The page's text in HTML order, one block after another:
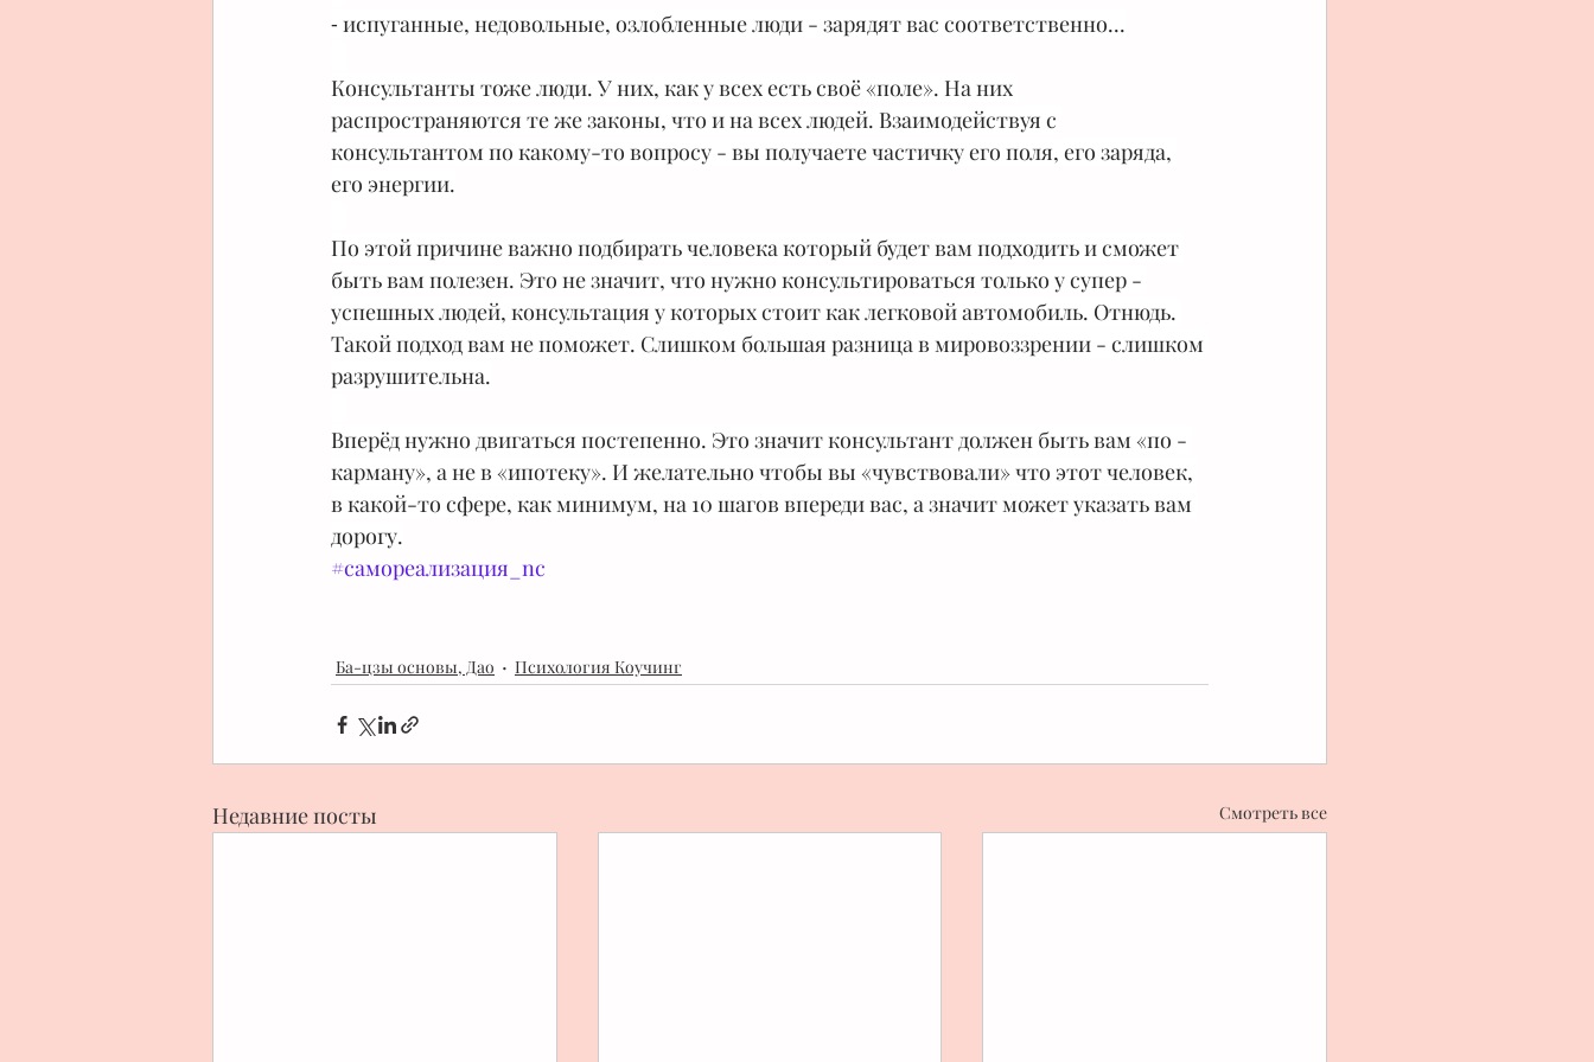
⁃ испуганные, недовольные, озлобленные люди - зарядят вас соответственно...
Консультанты тоже люди. У них, как у всех есть своё «поле». На них
распространяются те же законы, что и на всех людей. Взаимодействуя с
консультантом по какому-то вопросу - вы получаете частичку его поля, его заряда,
его энергии.
По этой причине важно подбирать человека который будет вам подходить и сможет
быть вам полезен. Это не значит, что нужно консультироваться только у супер -
успешных людей, консультация у которых стоит как легковой автомобиль. Отнюдь.
Такой подход вам не поможет. Слишком большая разница в мировоззрении - слишком
разрушительна.
Вперёд нужно двигаться постепенно. Это значит консультант должен быть вам «по -
карману», а не в «ипотеку». И желательно чтобы вы «чувствовали» что этот человек,
в какой-то сфере, как минимум, на 10 шагов впереди вас, а значит может указать вам
дорогу.
#самореализация_nc
Ба-цзы основы, Дао Психология Коучинг
Недавние посты Смотреть все